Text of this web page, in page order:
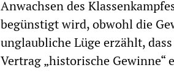
Anwachsen des
begünstigt wird, obwohl die
unglaubliche Lüge erzählt,
Vertrag „historische Gewinne“